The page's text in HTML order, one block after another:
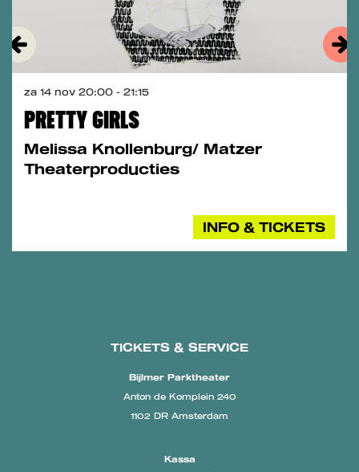
PRETTY GIRLS
Melissa Knollenburg/ Matzer
Theaterproducties
za 14 nov 20:00 - 21:15
INFO & TICKETS
TICKETS & SERVICE
Bijlmer Parktheater
Anton de Komplein 240
1102 DR Amsterdam
Kassa